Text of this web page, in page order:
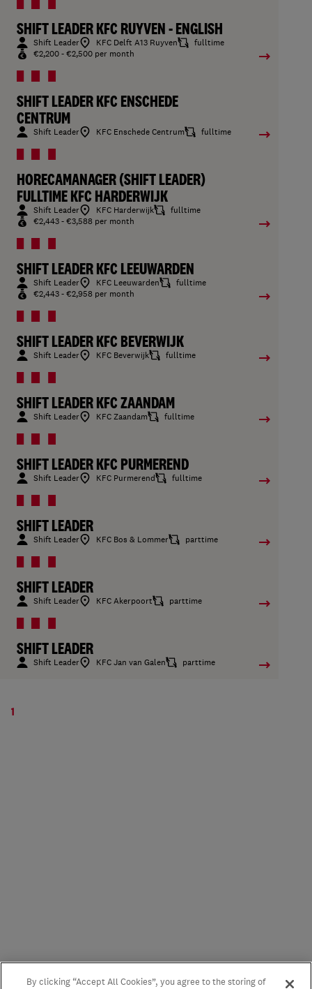
SHIFT LEADER KFC RUYVEN - ENGLISH
Shift Leader KFC Delft A13 Ruyven
fulltime
€2,200 - €2,500 per month
SHIFT LEADER KFC ENSCHEDE
CENTRUM
Shift Leader KFC Enschede Centrum fulltime
HORECAMANAGER (SHIFT LEADER)
FULLTIME KFC HARDERWIJK
Shift Leader KFC Harderwijk
fulltime
€2,443 - €3,588 per month
SHIFT LEADER KFC LEEUWARDEN
Shift Leader KFC Leeuwarden
fulltime
€2,443 - €2,958 per month
SHIFT LEADER KFC BEVERWIJK
Shift Leader KFC Beverwijk fulltime
SHIFT LEADER KFC ZAANDAM
Shift Leader KFC Zaandam fulltime
SHIFT LEADER KFC PURMEREND
Shift Leader KFC Purmerend fulltime
SHIFT LEADER
Shift Leader KFC Bos & Lommer parttime
SHIFT LEADER
Shift Leader KFC Akerpoort parttime
SHIFT LEADER
Shift Leader KFC Jan van Galen parttime
1
By clicking “Accept All Cookies”, you agree to the storing of